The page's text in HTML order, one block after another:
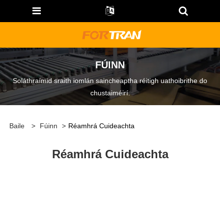
FÚINN
Soláthraímid sraith iomlán saincheaptha réitigh uathoibrithe do
chustaiméirí.
Baile > Fúinn > Réamhrá Cuideachta
Réamhrá Cuideachta